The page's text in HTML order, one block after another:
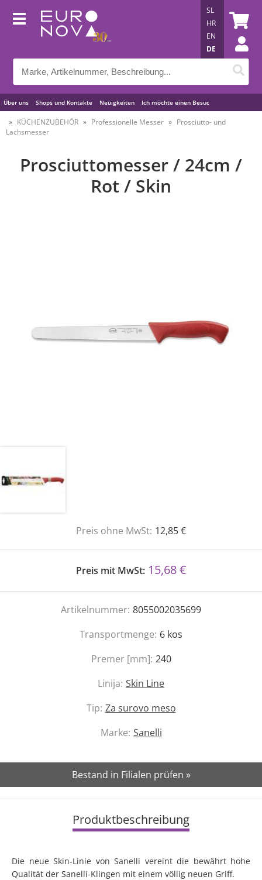
Über uns Shops und Kontakte Neuigkeiten Ich möchte einen Besuc
Nützliche Tipps
SL
HR
EN
DE
KÜCHENZUBEHÖR Professionelle Messer
Prosciutto- und
Lachsmesser
Prosciuttomesser / 24cm /
Rot / Skin
Preis ohne MwSt: 12,85 €
Preis mit MwSt: 15,68 €
Artikelnummer: 8055002035699
Transportmenge: 6 kos
Premer [mm]: 240
Linija: Skin Line
Tip: Za surovo meso
Marke: Sanelli
Bestand in Filialen prüfen »
Produktbeschreibung
Die neue Skin-Linie von Sanelli vereint die bewährt hohe
Qualität der Sanelli-Klingen mit einem völlig neuen Griff.